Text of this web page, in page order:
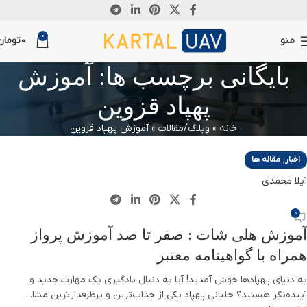
منو 0
0
بایگانی برچسب ها: آموزش
پهپاد قزوین
خانه » وبلاگ/مقالات »آموزش پهپاد قزوین
آگوست
اخبار, مقاله ها
آیلا محمدی
0
آموزش هلی شات : صفر تا صد آموزش پرواز
همراه با گواهینامه معتبر
به دنیای پهپادها خوش آمدید! آیا به دنبال یادگیری یک مهارت جدید و
آینده‌نگر هستید؟ خلبانی پهپاد یکی از جذاب‌ترین و پرطرفدارترین مشا...